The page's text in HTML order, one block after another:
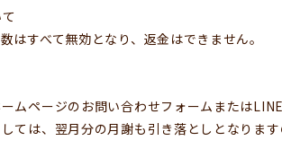
はすべて無効となり、返金はできません。
ムページのお問い合わせフォームまたは
ては、翌月分の月謝も引き落としとなります